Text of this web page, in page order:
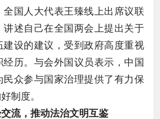
国人大代表王臻线上出席议联
讲述自己在全国两会上提出关于
设的建议，受到政府高度重视
历。与会外国议员表示，中国
民众参与国家治理提供了有力保
制度。
流，推动法治文明互鉴